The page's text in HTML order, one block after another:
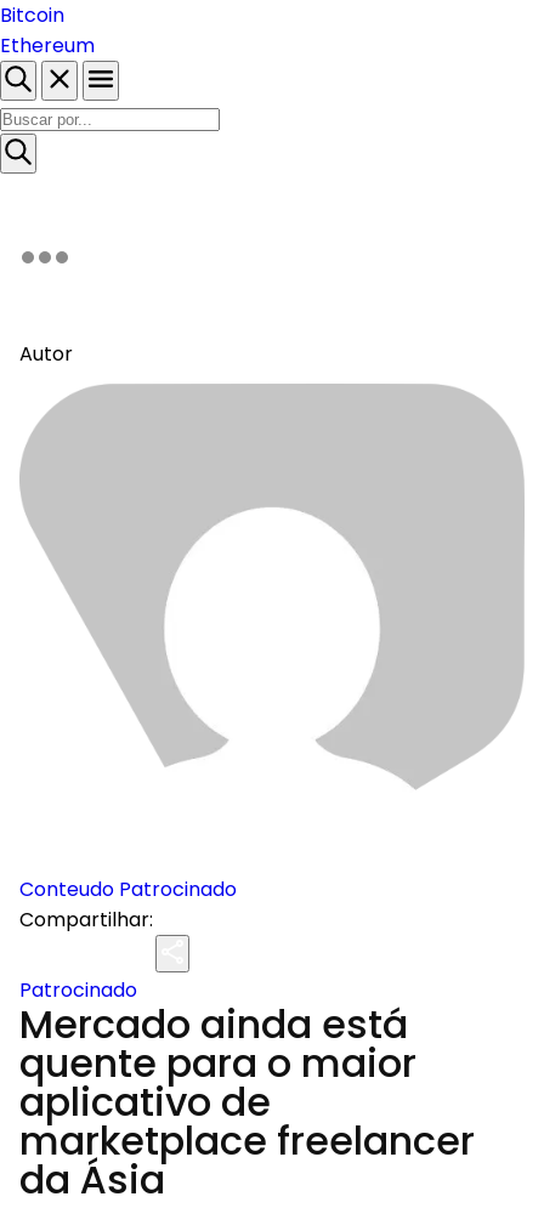
Bitcoin
Ethereum
Autor
Conteudo Patrocinado
Compartilhar:
Patrocinado
Mercado ainda está
quente para o maior
aplicativo de
marketplace freelancer
da Ásia